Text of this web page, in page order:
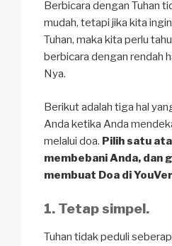
Berbicara dengan Tuhan
mudah, tetapi jika kita
Tuhan, maka kita perlu
berbicara dengan rendah
Nya.
Berikut adalah tiga hal
Anda ketika Anda
melalui doa. Pilih satu
membebani Anda, dan
membuat Doa di
1. Tetap simpel.
Tuhan tidak peduli